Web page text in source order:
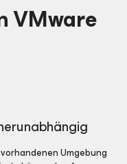
VMware
Umgebung